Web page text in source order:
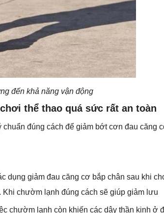
đến khả năng vận động
thể thao quá sức rất an toàn
đúng cách để giảm bớt cơn đau căng
dụng giảm đau căng cơ bắp chân sau khi
chườm lạnh đúng cách sẽ giúp giảm lưu
chườm lạnh còn khiến các dây thần kinh ở